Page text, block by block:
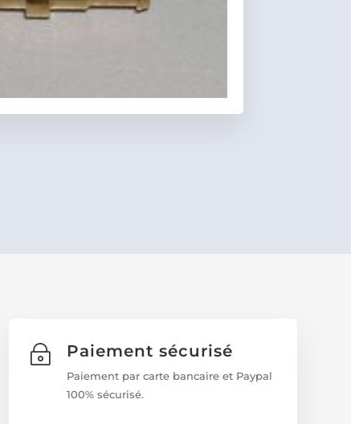
~ Paiement sécurisé
Paiement par carte bancaire et Paypal
100% sécurisé.